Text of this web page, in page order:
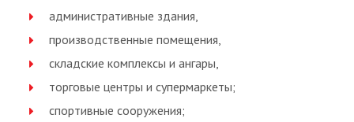
административные здания,
производственные помещения,
складские комплексы и ангары,
торговые центры и супермаркеты;
спортивные сооружения;